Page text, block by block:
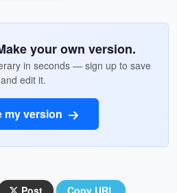
your own version.
in seconds — sign up to save
and edit it.
my version
Post Copy URL